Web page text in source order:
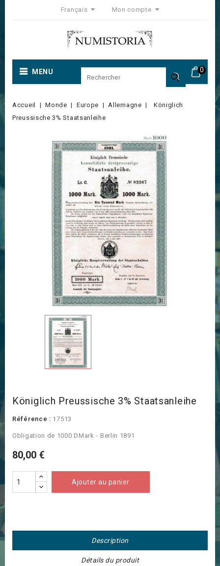
Français Mon compte
0
MENU 
Accueil Monde Europe Allemagne
Königlich
Preussische 3% Staatsanleihe
Königlich Preussische 3% Staatsanleihe
Référence : 17513
Obligation de 1000 DMark - Berlin 1891
80,00 €
Ajouter au panier
Description
Détails du produit